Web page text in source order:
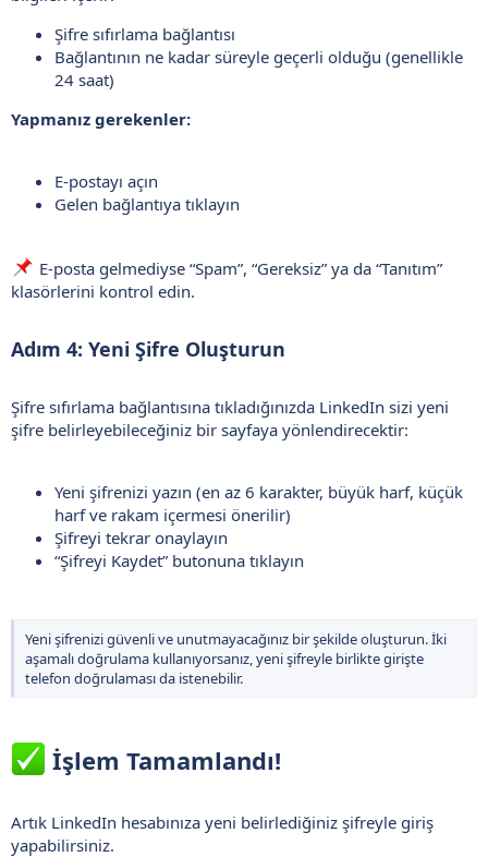
Şifre sıfırlama bağlantısı
Bağlantının ne kadar süreyle geçerli olduğu (genellikle
24 saat)
Yapmanız gerekenler:
E-postayı açın
Gelen bağlantıya tıklayın
E-posta gelmediyse “Spam”, “Gereksiz” ya da “Tanıtım”
klasörlerini kontrol edin.
Adım 4: Yeni Şifre Oluşturun
Şifre sıfırlama bağlantısına tıkladığınızda LinkedIn sizi yeni
şifre belirleyebileceğiniz bir sayfaya yönlendirecektir:
Yeni şifrenizi yazın (en az 6 karakter, büyük harf, küçük
harf ve rakam içermesi önerilir)
Şifreyi tekrar onaylayın
“Şifreyi Kaydet” butonuna tıklayın
Yeni şifrenizi güvenli ve unutmayacağınız bir şekilde oluşturun. İki
aşamalı doğrulama kullanıyorsanız, yeni şifreyle birlikte girişte
telefon doğrulaması da istenebilir.
İşlem Tamamlandı!
Artık LinkedIn hesabınıza yeni belirlediğiniz şifreyle giriş
yapabilirsiniz.